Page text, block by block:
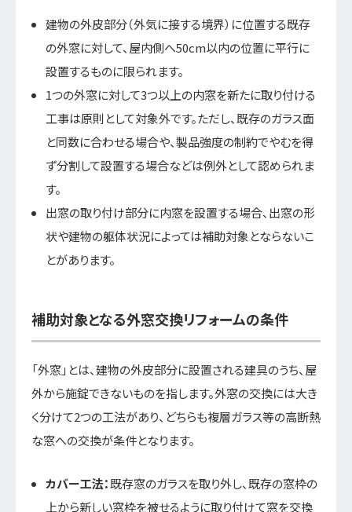
建物の外皮部分（外気に接する境界）に位置する既存
の外窓に対して、屋内側へ50cm以内の位置に平行に
設置するものに限られます。
1つの外窓に対して3つ以上の内窓を新たに取り付ける
工事は原則として対象外です。ただし、既存のガラス面
と同数に合わせる場合や、製品強度の制約でやむを得
ず分割して設置する場合などは例外として認められま
す。
出窓の取り付け部分に内窓を設置する場合、出窓の形
状や建物の躯体状況によっては補助対象とならないこ
とがあります。
補助対象となる外窓交換リフォームの条件
「外窓」とは、建物の外皮部分に設置される建具のうち、屋
外から施錠できないものを指します。外窓の交換には大き
く分けて2つの工法があり、どちらも複層ガラス等の高断熱
な窓への交換が条件となります。
カバー工法：既存窓のガラスを取り外し、既存の窓枠の
上から新しい窓枠を被せるように取り付けて窓を交換